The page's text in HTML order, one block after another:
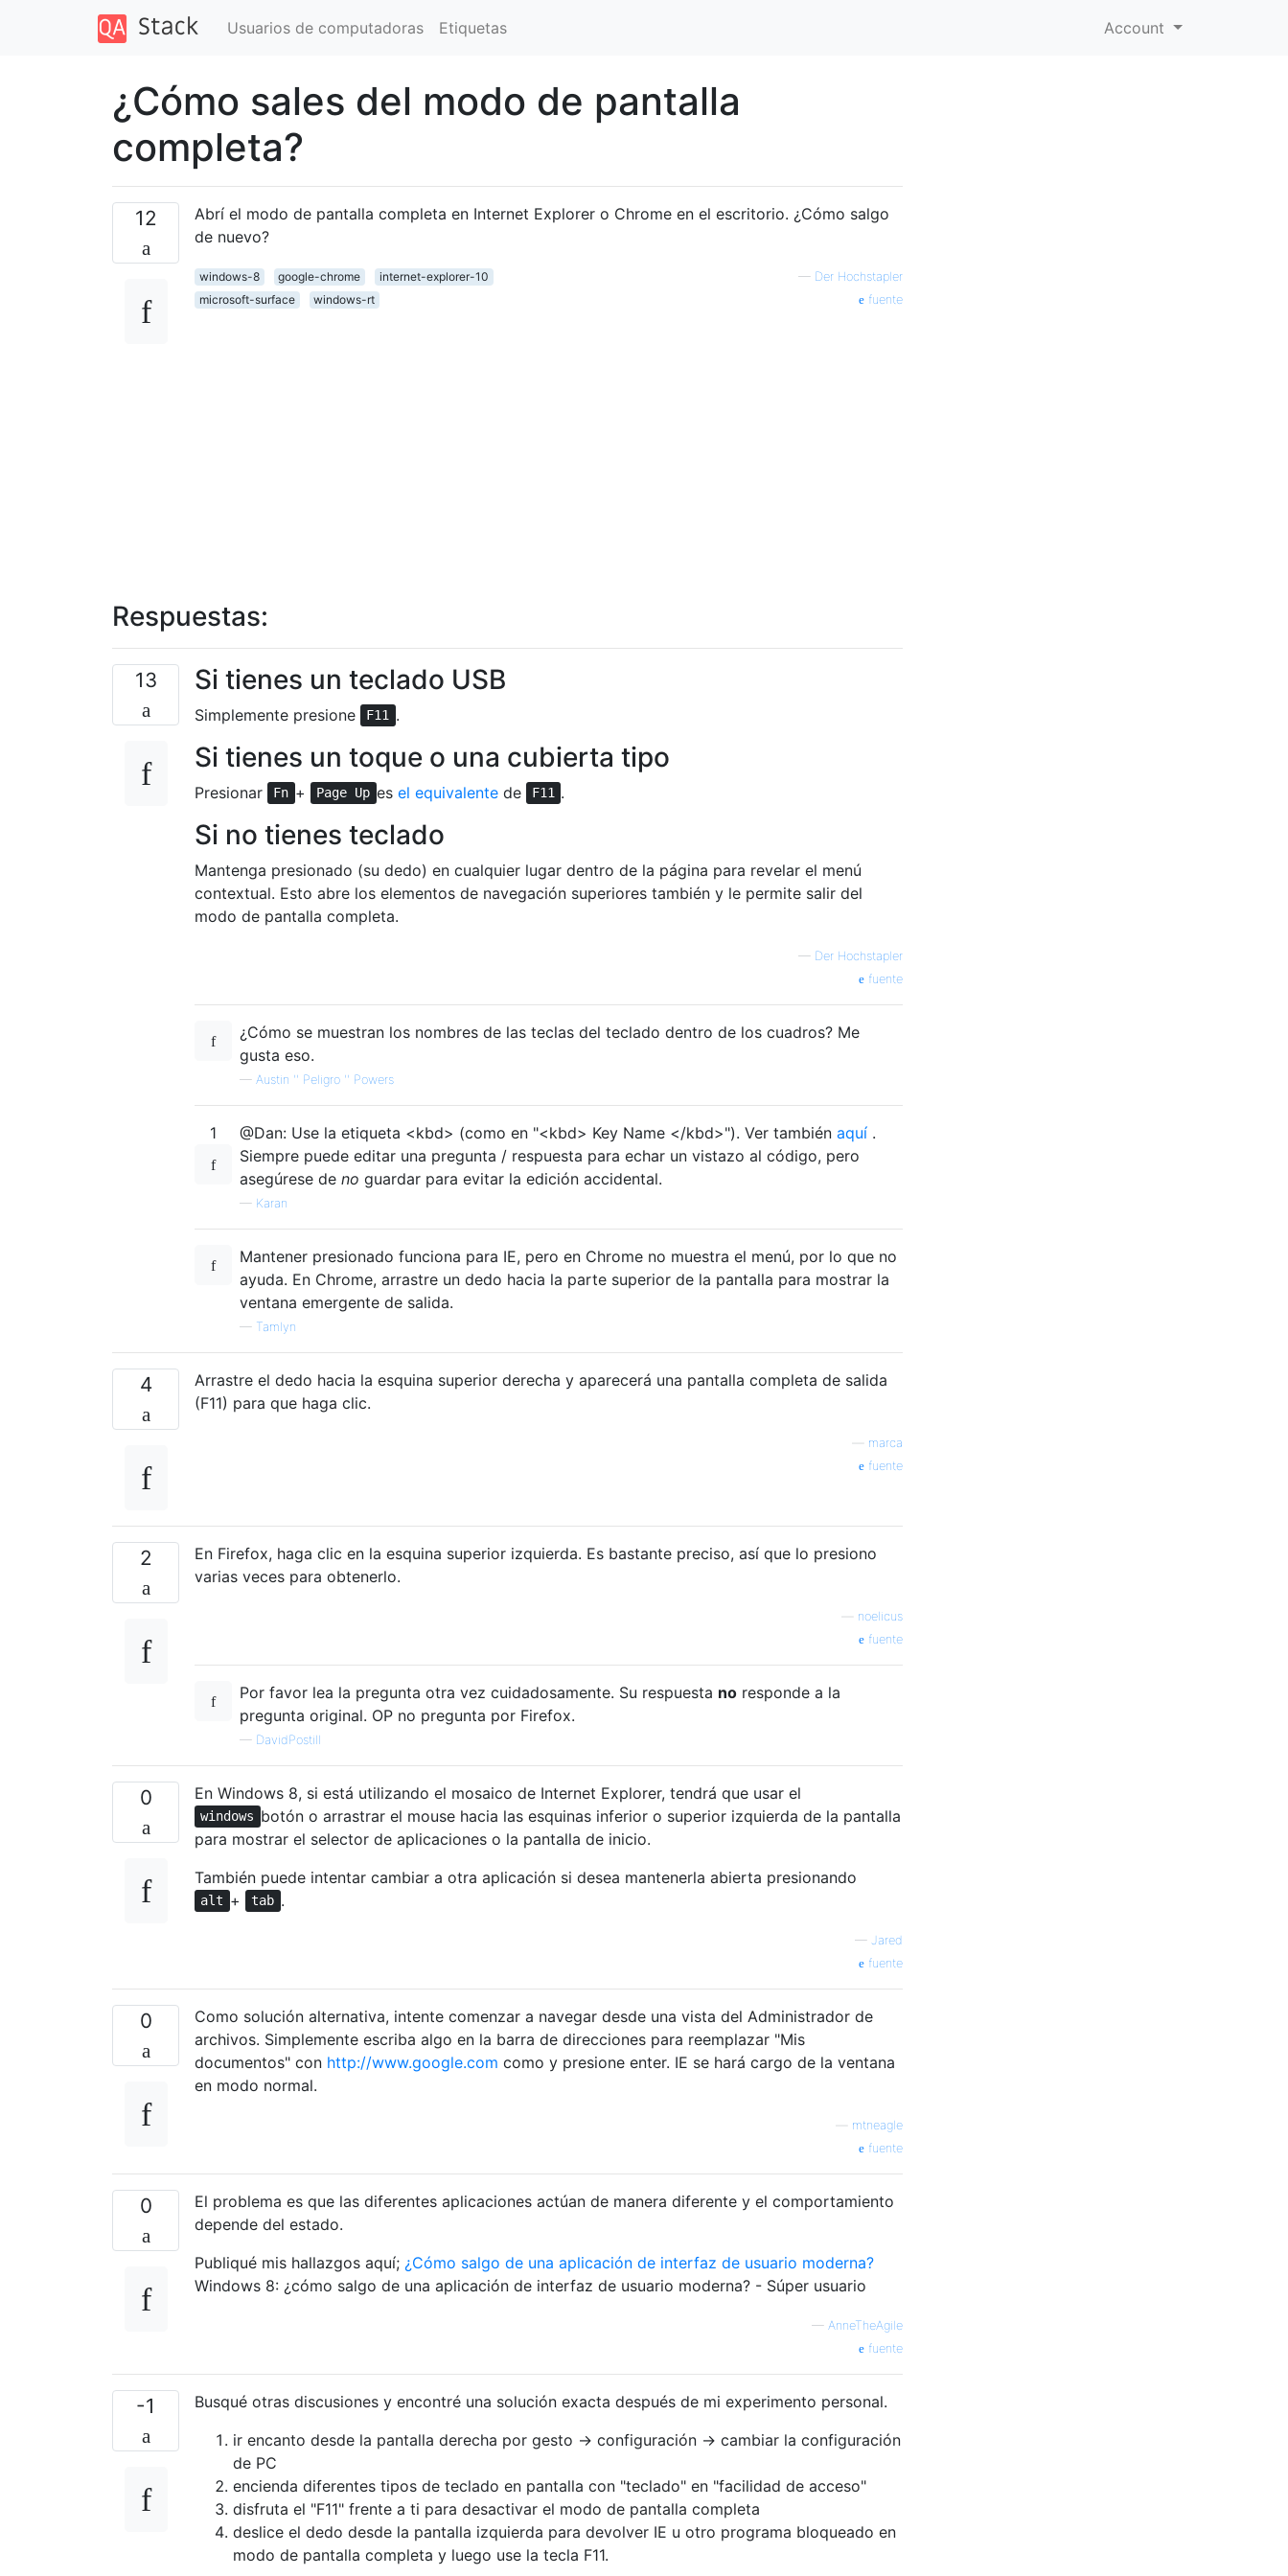
Usuarios de computadoras Etiquetas Account
¿Cómo sales del modo de pantalla
completa?
12
Abrí el modo de pantalla completa en Internet Explorer o Chrome en el escritorio. ¿Cómo salgo
de nuevo?
windows-8 google-chrome
internet-explorer-10
microsoft-surface
windows-rt
— Der Hochstapler
fuente
Respuestas:
13 Si tienes un teclado USB
Simplemente presione F11 .
Si tienes un toque o una cubierta tipo
Presionar Fn + Page Up es el equivalentede F11 .
Si no tienes teclado
Mantenga presionado (su dedo) en cualquier lugar dentro de la página para revelar el menú
contextual. Esto abre los elementos de navegación superiores también y le permite salir del
modo de pantalla completa.
— Der Hochstapler
fuente
¿Cómo se muestran los nombres de las teclas del teclado dentro de los cuadros? Me
gusta eso.
— Austin '' Peligro '' Powers
1 @Dan: Use la etiqueta <kbd> (como en "<kbd> Key Name </kbd>"). Ver también aquí .
Siempre puede editar una pregunta / respuesta para echar un vistazo al código, pero
asegúrese de no guardar para evitar la edición accidental.
— Karan
Mantener presionado funciona para IE, pero en Chrome no muestra el menú, por lo que no
ayuda. En Chrome, arrastre un dedo hacia la parte superior de la pantalla para mostrar la
ventana emergente de salida.
— Tamlyn
4
Arrastre el dedo hacia la esquina superior derecha y aparecerá una pantalla completa de salida
(F11) para que haga clic.
marca
fuente
2
En Firefox, haga clic en la esquina superior izquierda. Es bastante preciso, así que lo presiono
varias veces para obtenerlo.
noelicus
fuente
Por favor lea la pregunta otra vez cuidadosamente. Su respuesta no responde a la
pregunta original. OP no pregunta por Firefox.
— DavidPostill
0 En Windows 8, si está utilizando el mosaico de Internet Explorer, tendrá que usar el
windows botón o arrastrar el mouse hacia las esquinas inferior o superior izquierda de la pantalla
para mostrar el selector de aplicaciones o la pantalla de inicio.
También puede intentar cambiar a otra aplicación si desea mantenerla abierta presionando
alt + tab .
— Jared
fuente
0
Como solución alternativa, intente comenzar a navegar desde una vista del Administrador de
archivos. Simplemente escriba algo en la barra de direcciones para reemplazar "Mis
documentos" con http://www.google.com como y presione enter. IE se hará cargo de la ventana
en modo normal.
mtneagle
fuente
0
El problema es que las diferentes aplicaciones actúan de manera diferente y el comportamiento
depende del estado.
Publiqué mis hallazgos aquí; ¿Cómo salgo de una aplicación de interfaz de usuario moderna?
Windows 8: ¿cómo salgo de una aplicación de interfaz de usuario moderna? - Súper usuario
— AnneTheAgile
fuente
-1
Busqué otras discusiones y encontré una solución exacta después de mi experimento personal.
ir encanto desde la pantalla derecha por gesto -> configuración -> cambiar la configuración
de PC
encienda diferentes tipos de teclado en pantalla con "teclado" en "facilidad de acceso"
disfruta el "F11" frente a ti para desactivar el modo de pantalla completa
deslice el dedo desde la pantalla izquierda para devolver IE u otro programa bloqueado en
modo de pantalla completa y luego use la tecla F11.